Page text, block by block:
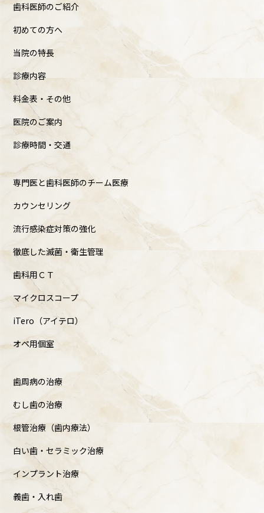
歯科医師のご紹介
初めての方へ
当院の特長
診療内容
料金表・その他
医院のご案内
診療時間・交通
専門医と歯科医師のチーム医療
カウンセリング
流行感染症対策の強化
徹底した滅菌・衛生管理
歯科用ＣＴ
マイクロスコープ
iTero（アイテロ）
オペ用個室
歯周病の治療
むし歯の治療
根管治療（歯内療法）
白い歯・セラミック治療
インプラント治療
義歯・入れ歯